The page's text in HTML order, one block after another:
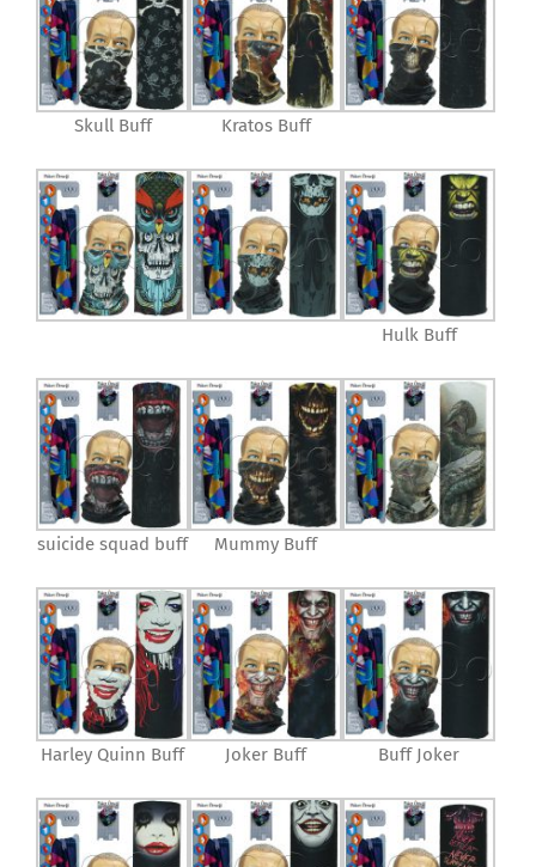
Skull Buff Kratos Buff
Hulk Buff
suicide squad buff Mummy Buff
Harley Quinn Buff Joker Buff Buff Joker